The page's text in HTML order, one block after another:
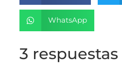
WhatsApp
3 respuestas